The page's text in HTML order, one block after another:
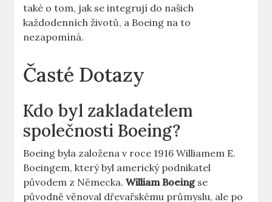
také o tom, jak se integrují ‌do​ našich
každodenních životů, a⁤ Boeing na to
nezapomíná.
Časté Dotazy
Kdo byl zakladatelem
společnosti Boeing?
Boeing byla založena ⁤v roce 1916 ⁤Williamem E.
Boeingem, který byl americký podnikatel
původem z ‌Německa.William Boeingse
původně věnoval ⁢dřevařskému průmyslu, ale​ po